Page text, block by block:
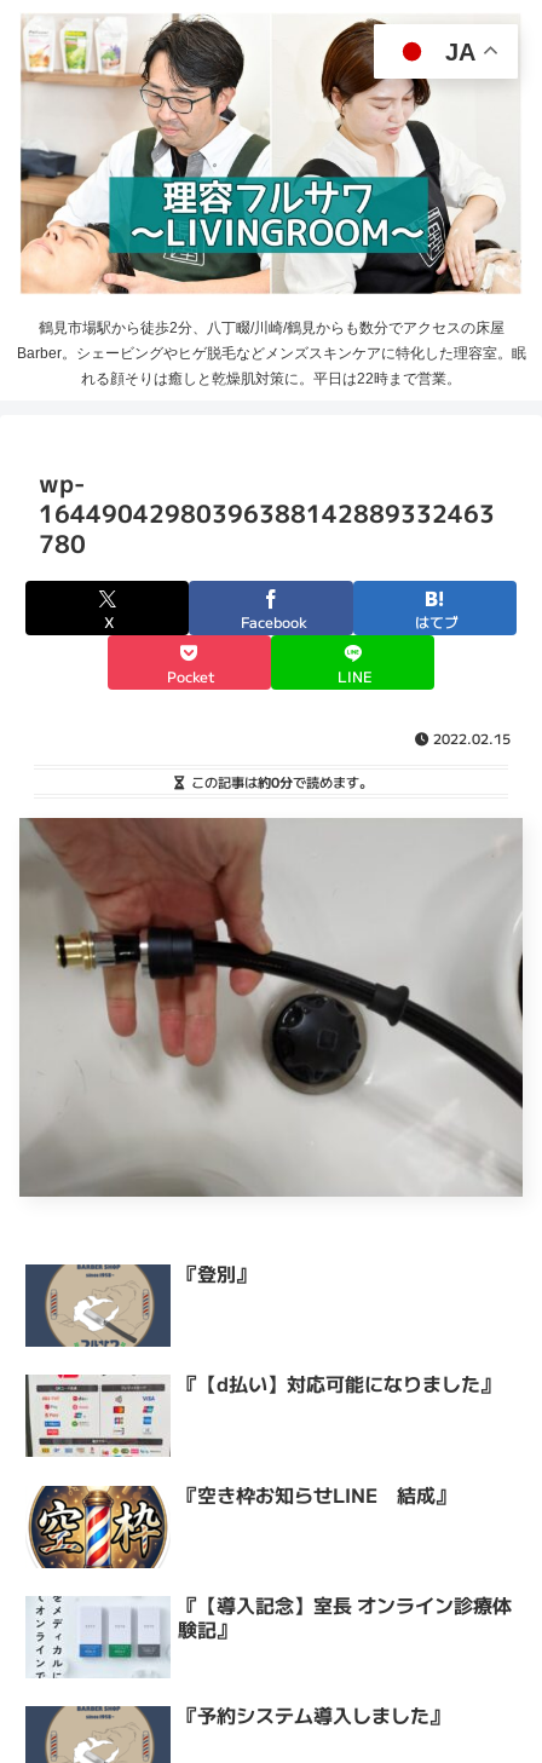
鶴見市場駅から徒歩2分、八丁畷/川崎/鶴見からも数分でアクセスの床屋
Barber。シェービングやヒゲ脱毛などメンズスキンケアに特化した理容室。眠
れる顔そりは癒しと乾燥肌対策に。平日は22時まで営業。
wp-
16449042980396388142889332463
780
X Facebook はてブ
Pocket LINE
2022.02.15
この記事は約0分で読めます。
『登別』
『【d払い】対応可能になりました』
『空き枠お知らせLINE 結成』
『【導入記念】室長 オンライン診療体
験記』
『予約システム導入しました』
JA